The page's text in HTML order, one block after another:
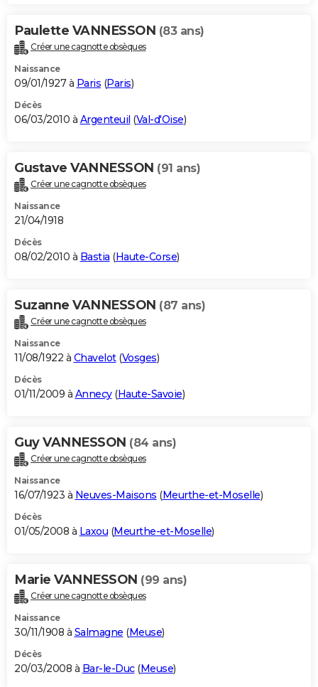
Paulette VANNESSON (83 ans)
Créer une cagnotte obsèques
Naissance
09/01/1927 à Paris (Paris)
Décès
06/03/2010 à Argenteuil (Val-d'Oise)
Gustave VANNESSON (91 ans)
Créer une cagnotte obsèques
Naissance
21/04/1918
Décès
08/02/2010 à Bastia (Haute-Corse)
Suzanne VANNESSON (87 ans)
Créer une cagnotte obsèques
Naissance
11/08/1922 à Chavelot(Vosges)
Décès
01/11/2009 à Annecy(Haute-Savoie)
Guy VANNESSON (84 ans)
Créer une cagnotte obsèques
Naissance
16/07/1923 à Neuves-Maisons (Meurthe-et-Moselle)
Décès
01/05/2008 à Laxou (Meurthe-et-Moselle)
Marie VANNESSON (99 ans)
Créer une cagnotte obsèques
Naissance
30/11/1908 à Salmagne (Meuse)
Décès
20/03/2008 à Bar-le-Duc(Meuse)